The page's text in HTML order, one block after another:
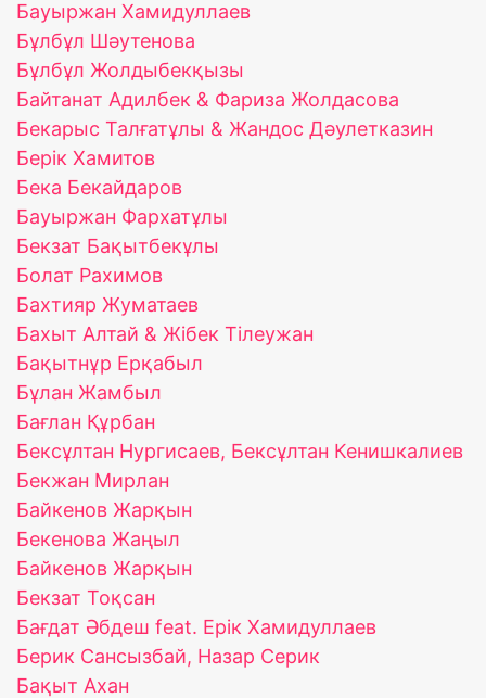
Бауыржан Хамидуллаев
Бұлбұл Шәутенова
Бұлбұл Жолдыбекқызы
Байтанат Адилбек & Фариза Жолдасова
Бекарыс Талғатұлы & Жандос Дәулетказин
Берік Хамитов
Бека Бекайдаров
Бауыржан Фархатұлы
Бекзат Бақытбекұлы
Болат Рахимов
Бахтияр Жуматаев
Бахыт Алтай & Жібек Тілеужан
Бақытнұр Ерқабыл
Бұлан Жамбыл
Бағлан Құрбан
Бексұлтан Нургисаев, Бексұлтан Кенишкалиев
Бекжан Мирлан
Байкенов Жарқын
Бекенова Жаңыл
Байкенов Жарқын
Бекзат Тоқсан
Бағдат Әбдеш feat. Ерік Хамидуллаев
Берик Сансызбай, Назар Серик
Бақыт Ахан